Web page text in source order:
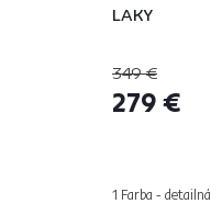
LAKY
349 €
279 €
1 Farba - detailná